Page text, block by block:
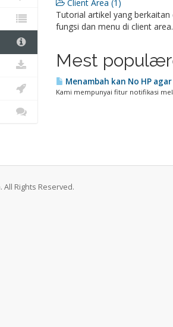
Client Area (1)
Tutorial artikel yang berkaitan
fungsi dan menu di client area.
Mest
Menambah kan No HP
Kami mempunyai fitur notifikasi
All Rights Reserved.